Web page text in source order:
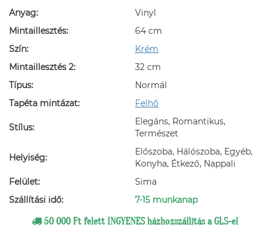
Anyag:
Vinyl
Mintaillesztés:
64 cm
Szín:
Krém
Mintaillesztés 2:
32 cm
Típus:
Normál
Tapéta mintázat:
Felhő
Stílus:
Elegáns, Romantikus,
Természet
Helyiség:
Előszoba, Hálószoba, Egyéb,
Konyha, Étkező, Nappali
Felület:
Sima
Szállítási idő:
7-15 munkanap
50 000 Ft felett INGYENES házhozszállítás a GLS-el